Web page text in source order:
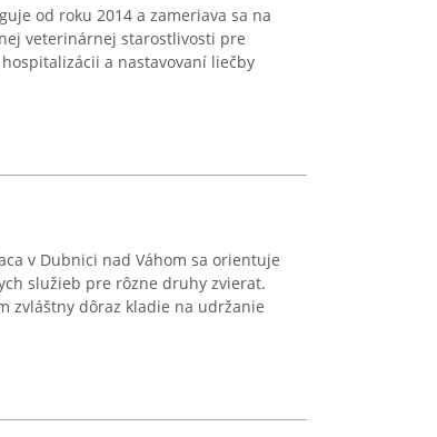
od roku 2014 a zameriava sa na
veterinárnej starostlivosti pre
a nastavovaní liečby
v Dubnici nad Váhom sa orientuje
služieb pre rôzne druhy zvierat.
zvláštny dôraz kladie na udržanie